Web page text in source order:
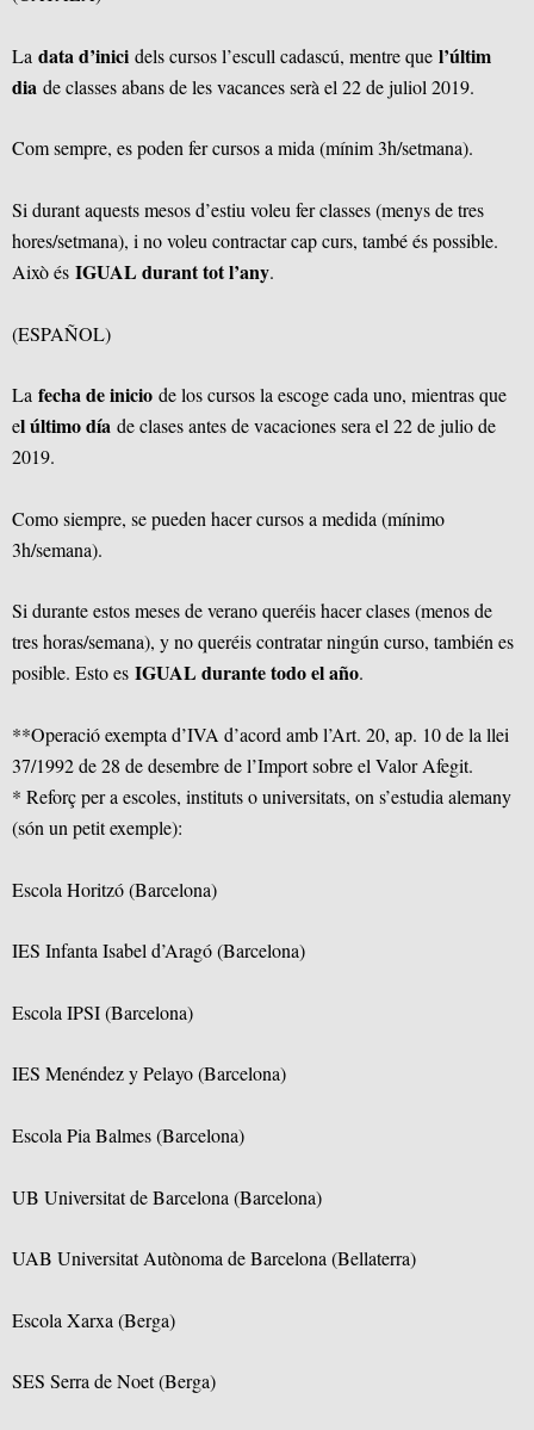
La data d’inici dels cursos l’escull cadascú, mentre que l’últim
dia de classes abans de les vacances serà el 22 de juliol 2019.
Com sempre, es poden fer cursos a mida (mínim 3h/setmana).
Si durant aquests mesos d’estiu voleu fer classes (menys de tres
hores/setmana), i no voleu contractar cap curs, també és possible.
Això és IGUAL durant tot l’any.
(ESPAÑOL)
La fecha de inicio de los cursos la escoge cada uno, mientras que
el último día de clases antes de vacaciones sera el 22 de julio de
2019.
Como siempre, se pueden hacer cursos a medida (mínimo
3h/semana).
Si durante estos meses de verano queréis hacer clases (menos de
tres horas/semana), y no queréis contratar ningún curso, también es
posible. Esto es IGUAL durante todo el año.
**Operació exempta d’IVA d’acord amb l’Art. 20, ap. 10 de la llei
37/1992 de 28 de desembre de l’Import sobre el Valor Afegit.
* Reforç per a escoles, instituts o universitats, on s’estudia alemany
(són un petit exemple):
Escola Horitzó (Barcelona)
IES Infanta Isabel d’Aragó (Barcelona)
Escola IPSI (Barcelona)
IES Menéndez y Pelayo (Barcelona)
Escola Pia Balmes (Barcelona)
UB Universitat de Barcelona (Barcelona)
UAB Universitat Autònoma de Barcelona (Bellaterra)
Escola Xarxa (Berga)
SES Serra de Noet (Berga)